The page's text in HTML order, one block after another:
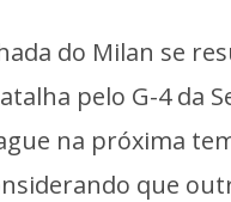
do Milan se
pelo G-4 da
na próxima
que